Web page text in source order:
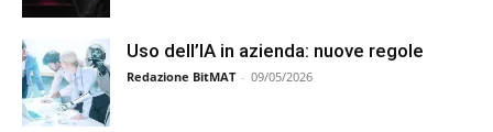
Uso dell’IA in azienda: nuove regole
Redazione BitMAT - 09/05/2026